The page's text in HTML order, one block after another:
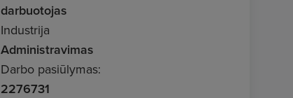
darbuotojas
Industrija
Administravimas
Darbo pasiūlymas:
2276731